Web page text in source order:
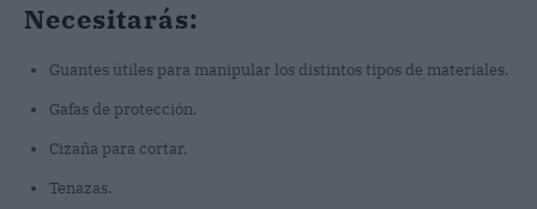
Necesitarás:
Guantes útiles para manipular los distintos tipos de materiales.
Gafas de protección.
Cizaña para cortar.
Tenazas.